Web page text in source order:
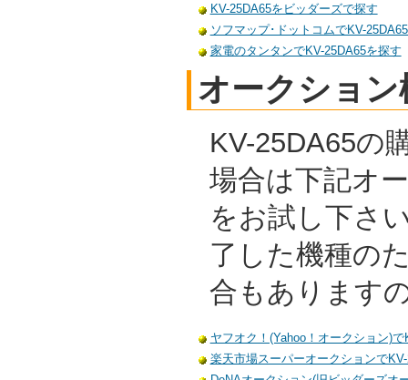
KV-25DA65をビッダーズで探す
ソフマップ･ドットコムでKV-
家電のタンタンでKV-25DA65を探す
オークション
KV-25DA65の
場合は下記オ
をお試し下さ
了した機種の
合もあります
ヤフオク！(Yahoo！オークション)
楽天市場スーパーオークションで